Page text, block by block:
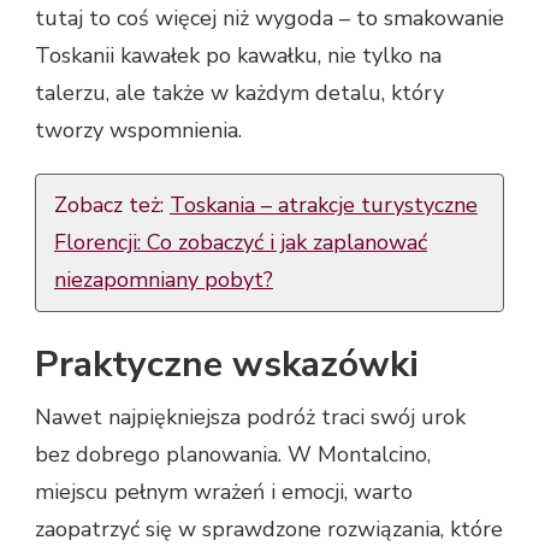
tutaj to coś więcej niż wygoda – to smakowanie
Toskanii kawałek po kawałku, nie tylko na
talerzu, ale także w każdym detalu, który
tworzy wspomnienia.
Zobacz też: Toskania – atrakcje turystyczne
Florencji: Co zobaczyć i jak zaplanować
niezapomniany pobyt?
Praktyczne wskazówki
Nawet najpiękniejsza podróż traci swój urok
bez dobrego planowania. W Montalcino,
miejscu pełnym wrażeń i emocji, warto
zaopatrzyć się w sprawdzone rozwiązania, które